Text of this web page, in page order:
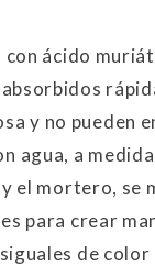
ácido
y no pueden
agua, a
el mortero, se
para crear
de